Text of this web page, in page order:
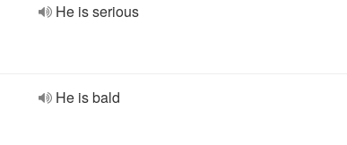
He is serious
He is bald